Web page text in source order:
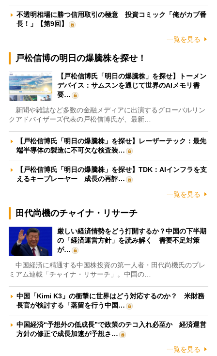
不透明相場に勝つ信用取引の極意 投資コミック「俺がカブ番
長！」【第9回】
一覧を見る
戸松信博の明日の爆騰株を探せ！
【戸松信博氏「明日の爆騰株」を探せ】トーメン
デバイス：サムスンを通じて世界のAIメモリ需
要…
新聞や雑誌など多数の金融メディアに出演するグローバルリン
クアドバイザーズ代表の戸松信博氏が、最新…
【戸松信博氏「明日の爆騰株」を探せ】レーザーテック：最先
端半導体の製造に不可欠な検査装…
【戸松信博氏「明日の爆騰株」を探せ】TDK：AIインフラを支
えるキープレーヤー 成長の再評…
一覧を見る
田代尚機のチャイナ・リサーチ
厳しい経済情勢をどう打開するか？中国の下半期
の「経済運営方針」を読み解く 需要不足対策
が…
中国経済に精通する中国株投資の第一人者・田代尚機氏のプレ
ミアム連載「チャイナ・リサーチ」。中国の…
中国「Kimi K3」の衝撃に世界はどう対応するのか？ 米財務
長官が検討する「蒸留を行う中国…
中国経済“予想外の低成長”で政策のテコ入れ必至か 経済運営
方針の修正で成長加速が予想さ…
一覧を見る